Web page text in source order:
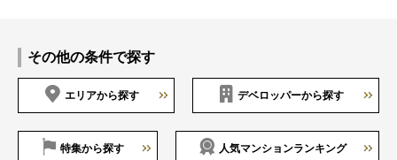
その他の条件で探す
エリアから探す デベロッパーから探す
特集から探す 人気マンションランキング